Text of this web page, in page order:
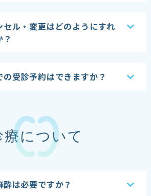
セル・変更はどのようにすれ
受診予約はできますか？
療について
は必要ですか？